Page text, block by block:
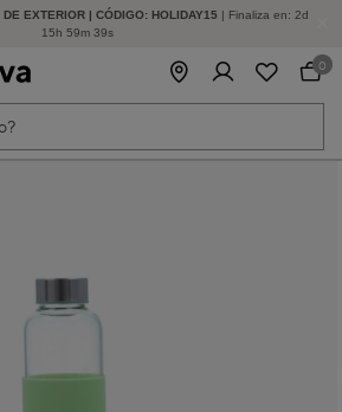
EXTERIOR | CÓDIGO: HOLIDAY15 | Finaliza en: 2d
15h 59m 38s
DESCUENTO | SEGUNDAS REBAJAS
0